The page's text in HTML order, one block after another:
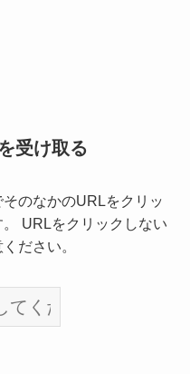
受け取る
のなかのURLをクリッ
URLをクリックしない
ださい。